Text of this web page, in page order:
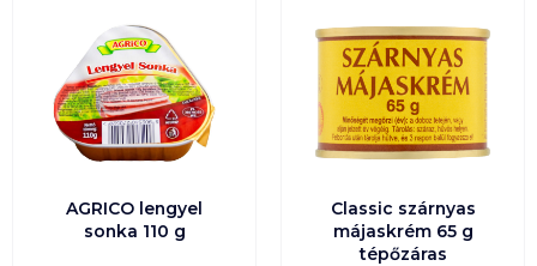
AGRICO lengyel
sonka 110 g
Classic szárnyas
májaskrém 65 g
tépőzáras